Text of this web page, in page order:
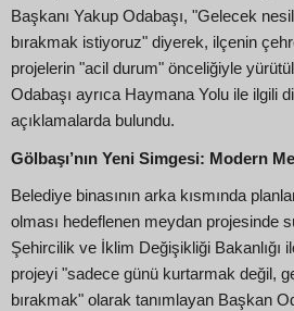
Başkanı Yakup Odabaşı, "Gelecek
bırakmak istiyoruz" diyerek, ilçenin
projelerin "acil durum" önceliğiyle
Odabaşı ayrıca Haymana Yolu ile ilgili
açıklamalarda bulundu.
Gölbaşı’nın Yeni Simgesi: Modern
Belediye binasının arka kısmında
olması hedeflenen meydan projesinde
Şehircilik ve İklim Değişikliği Bakanlığı
projeyi "sadece günü kurtarmak değil,
bırakmak" olarak tanımlayan Başkan